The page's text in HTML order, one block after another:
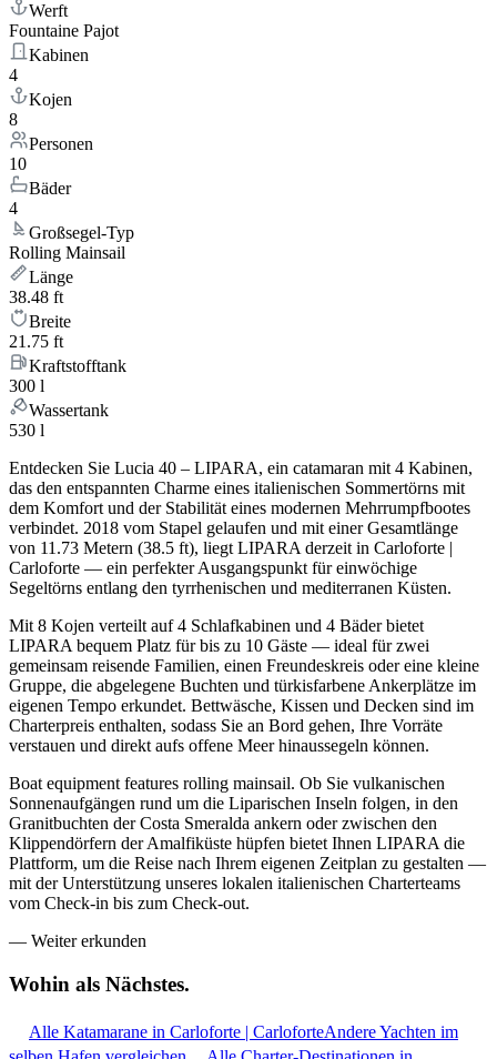
Werft
Fountaine Pajot
Kabinen
4
Kojen
8
Personen
10
Bäder
4
Großsegel-Typ
Rolling Mainsail
Länge
38.48 ft
Breite
21.75 ft
Kraftstofftank
300 l
Wassertank
530 l
Entdecken Sie Lucia 40 – LIPARA, ein catamaran mit 4 Kabinen,
das den entspannten Charme eines italienischen Sommertörns mit
dem Komfort und der Stabilität eines modernen Mehrrumpfbootes
verbindet. 2018 vom Stapel gelaufen und mit einer Gesamtlänge
von 11.73 Metern (38.5 ft), liegt LIPARA derzeit in Carloforte |
Carloforte — ein perfekter Ausgangspunkt für einwöchige
Segeltörns entlang den tyrrhenischen und mediterranen Küsten.
Mit 8 Kojen verteilt auf 4 Schlafkabinen und 4 Bäder bietet
LIPARA bequem Platz für bis zu 10 Gäste — ideal für zwei
gemeinsam reisende Familien, einen Freundeskreis oder eine kleine
Gruppe, die abgelegene Buchten und türkisfarbene Ankerplätze im
eigenen Tempo erkundet. Bettwäsche, Kissen und Decken sind im
Charterpreis enthalten, sodass Sie an Bord gehen, Ihre Vorräte
verstauen und direkt aufs offene Meer hinaussegeln können.
Boat equipment features rolling mainsail. Ob Sie vulkanischen
Sonnenaufgängen rund um die Liparischen Inseln folgen, in den
Granitbuchten der Costa Smeralda ankern oder zwischen den
Klippendörfern der Amalfiküste hüpfen bietet Ihnen LIPARA die
Plattform, um die Reise nach Ihrem eigenen Zeitplan zu gestalten —
mit der Unterstützung unseres lokalen italienischen Charterteams
vom Check-in bis zum Check-out.
— Weiter erkunden
Wohin als Nächstes.
Alle Katamarane in Carloforte | CarloforteAndere Yachten im